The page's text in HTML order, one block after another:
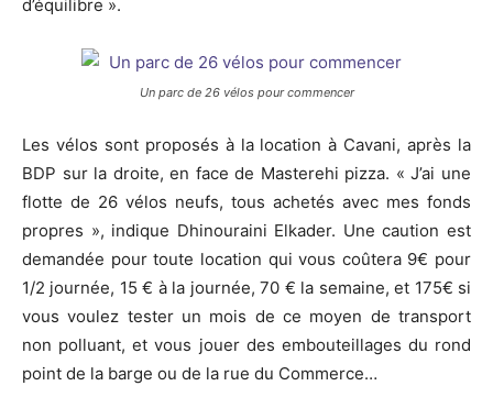
d’équilibre ».
Un parc de 26 vélos pour commencer
Les vélos sont proposés à la location à Cavani, après la
BDP sur la droite, en face de Masterehi pizza. « J’ai une
flotte de 26 vélos neufs, tous achetés avec mes fonds
propres », indique Dhinouraini Elkader. Une caution est
demandée pour toute location qui vous coûtera 9€ pour
1/2 journée, 15 € à la journée, 70 € la semaine, et 175€ si
vous voulez tester un mois de ce moyen de transport
non polluant, et vous jouer des embouteillages du rond
point de la barge ou de la rue du Commerce…